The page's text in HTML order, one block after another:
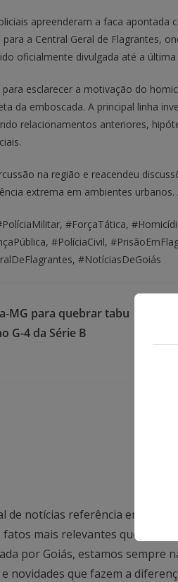
apreenderam a faca apontada
a Central Geral de Flagrantes,
oficialmente divulgada até a
para esclarecer a motivação do
da emboscada. A principal linha
relacionamentos anteriores,
na região e reacendeu
extrema em ambientes
#ForçaTática,
#PolíciaCivil,
#NotíciasDeGoiás
MG para quebrar tabu
G-4 da Série B
notícias referência em Goiás,
mais relevantes que
por Goiás, estamos sempre
novidades que fazem a